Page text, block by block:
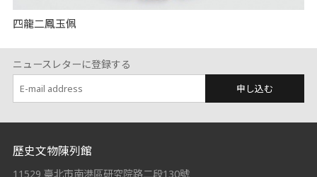
四龍二鳳玉佩
ニュースレターに登録する
申し込む
:::
歷史文物陳列館
11529 臺北市南港區研究院路二段130號